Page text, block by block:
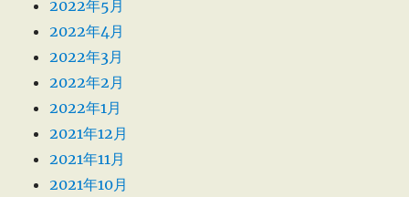
2022年5月
2022年4月
2022年3月
2022年2月
2022年1月
2021年12月
2021年11月
2021年10月